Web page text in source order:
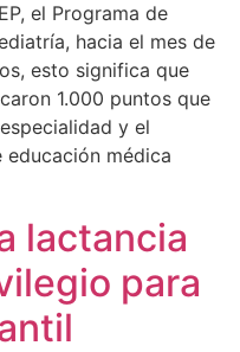
el Programa de
hacia el mes de
esto significa que
1.000 puntos que
y el
médica
lactancia
para